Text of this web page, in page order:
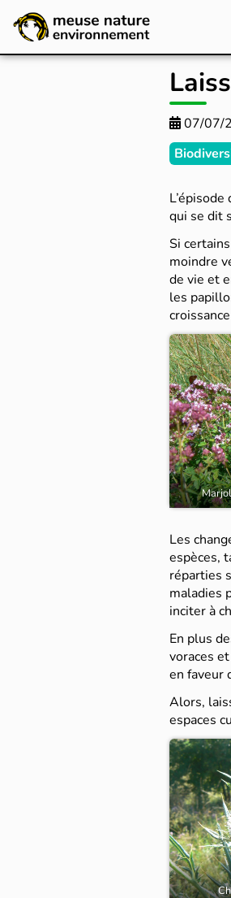
07/07/
qui se dit
Si
moindre
de vie et
les
Les
espèces,
réparties
maladies
inciter à
En plus
voraces
en faveur
Alors,
espaces